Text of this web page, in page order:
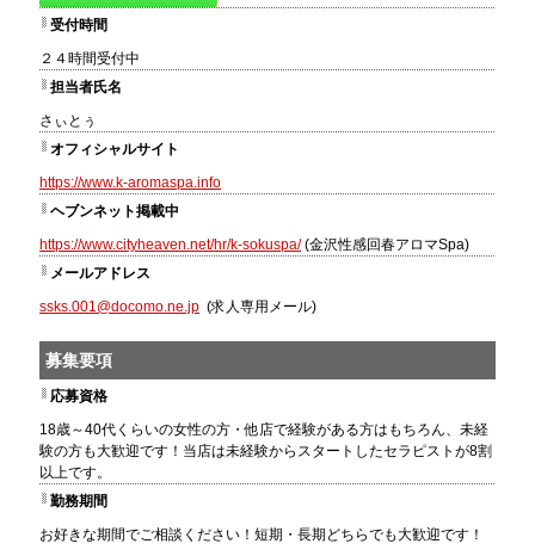
受付時間
２４時間受付中
担当者氏名
さぃとぅ
オフィシャルサイト
https://www.k-aromaspa.info
ヘブンネット掲載中
https://www.cityheaven.net/hr/k-sokuspa/(金沢性感回春アロマSpa)
メールアドレス
ssks.001@docomo.ne.jp (求人専用メール)
募集要項
応募資格
18歳～40代くらいの女性の方・他店で経験がある方はもちろん、未経
験の方も大歓迎です！当店は未経験からスタートしたセラピストが8割
以上です。
勤務期間
お好きな期間でご相談ください！短期・長期どちらでも大歓迎です！